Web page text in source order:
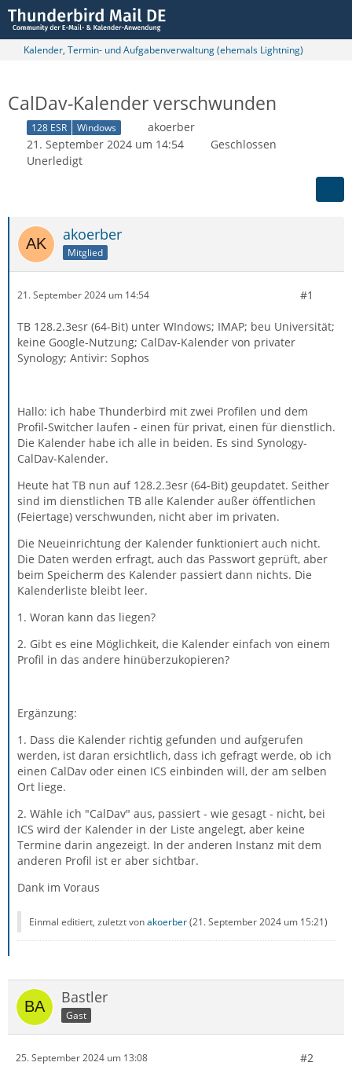
Kalender, Termin- und Aufgabenverwaltung (ehemals Lightning)
CalDav-Kalender verschwunden
128 ESR Windows
akoerber
21. September 2024 um 14:54
Geschlossen
Unerledigt
akoerber
Mitglied
21. September 2024 um 14:54 #1
TB 128.2.3esr (64-Bit) unter WIndows; IMAP; beu Universität;
keine Google-Nutzung; CalDav-Kalender von privater
Synology; Antivir: Sophos
Hallo: ich habe Thunderbird mit zwei Profilen und dem
Profil-Switcher laufen - einen für privat, einen für dienstlich.
Die Kalender habe ich alle in beiden. Es sind Synology-
CalDav-Kalender.
Heute hat TB nun auf 128.2.3esr (64-Bit) geupdatet. Seither
sind im dienstlichen TB alle Kalender außer öffentlichen
(Feiertage) verschwunden, nicht aber im privaten.
Die Neueinrichtung der Kalender funktioniert auch nicht.
Die Daten werden erfragt, auch das Passwort geprüft, aber
beim Speicherm des Kalender passiert dann nichts. Die
Kalenderliste bleibt leer.
1. Woran kann das liegen?
2. Gibt es eine Möglichkeit, die Kalender einfach von einem
Profil in das andere hinüberzukopieren?
Ergänzung:
1. Dass die Kalender richtig gefunden und aufgerufen
werden, ist daran ersichtlich, dass ich gefragt werde, ob ich
einen CalDav oder einen ICS einbinden will, der am selben
Ort liege.
2. Wähle ich "CalDav" aus, passiert - wie gesagt - nicht, bei
ICS wird der Kalender in der Liste angelegt, aber keine
Termine darin angezeigt. In der anderen Instanz mit dem
anderen Profil ist er aber sichtbar.
Dank im Voraus
Einmal editiert, zuletzt vonakoerber(21. September 2024 um 15:21)
Bastler
Gast
25. September 2024 um 13:08 #2